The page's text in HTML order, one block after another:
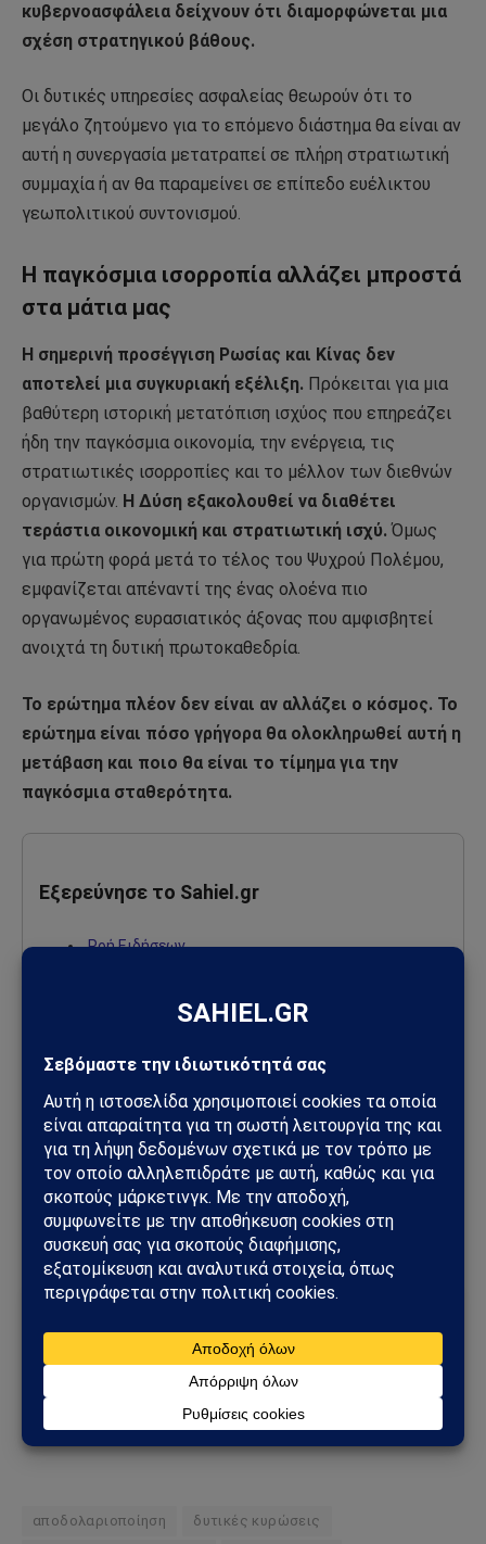
κυβερνοασφάλεια δείχνουν ότι διαμορφώνεται μια
σχέση στρατηγικού βάθους.
Οι δυτικές υπηρεσίες ασφαλείας θεωρούν ότι το
μεγάλο ζητούμενο για το επόμενο διάστημα θα είναι αν
αυτή η συνεργασία μετατραπεί σε πλήρη στρατιωτική
συμμαχία ή αν θα παραμείνει σε επίπεδο ευέλικτου
γεωπολιτικού συντονισμού.
Η παγκόσμια ισορροπία αλλάζει μπροστά
στα μάτια μας
Η σημερινή προσέγγιση Ρωσίας και Κίνας δεν
αποτελεί μια συγκυριακή εξέλιξη. Πρόκειται για μια
βαθύτερη ιστορική μετατόπιση ισχύος που επηρεάζει
ήδη την παγκόσμια οικονομία, την ενέργεια, τις
στρατιωτικές ισορροπίες και το μέλλον των διεθνών
οργανισμών. Η Δύση εξακολουθεί να διαθέτει
τεράστια οικονομική και στρατιωτική ισχύ. Όμως
για πρώτη φορά μετά το τέλος του Ψυχρού Πολέμου,
εμφανίζεται απέναντί της ένας ολοένα πιο
οργανωμένος ευρασιατικός άξονας που αμφισβητεί
ανοιχτά τη δυτική πρωτοκαθεδρία.
Το ερώτημα πλέον δεν είναι αν αλλάζει ο κόσμος. Το
ερώτημα είναι πόσο γρήγορα θα ολοκληρωθεί αυτή η
μετάβαση και ποιο θα είναι το τίμημα για την
παγκόσμια σταθερότητα.
Εξερεύνησε το Sahiel.gr
Ροή Ειδήσεων
Γεωπολιτική – Παγκόσμιες εξελίξεις
Τουρκία & Η ελληνική στάση
Αποκαλύψεις – Όσα δε λέγονται αλλού
Το Sahiel φιλτράρει τις εξελίξεις με ανεξάρτητη ματιά, χωρίς
φίλτρα και χωρίς εξαρτήσεις. Ενημερώσου για όσα
παίζουν
πίσω απ’ τα φώτα
Ακολούθησε το Sahiel στο Google News
Πρόσθεσε το Sahiel ως προτιμώμενη πηγή για να λαμβάνεις
πρώτος τις σημαντικότερες ειδήσεις και αναλύσεις.
Add as a preferred source
αποδολαριοποίηση δυτικές κυρώσεις